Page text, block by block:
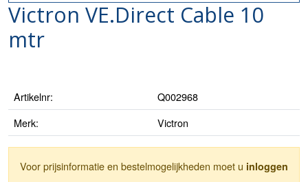
Victron VE.Direct Cable 10
mtr
Artikelnr:
Q002968
Merk:
Victron
Voor prijsinformatie en bestelmogelijkheden moet u inloggen